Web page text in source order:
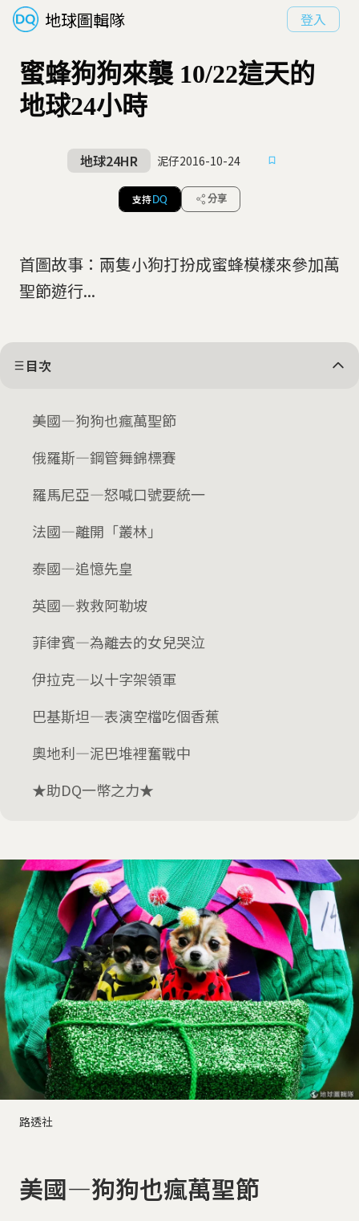
地球圖輯隊 登入
蜜蜂狗狗來襲 10/22這天的
地球24小時
地球24HR 泥仔2016-10-24
支持 DQ 分享
首圖故事：兩隻小狗打扮成蜜蜂模樣來參加萬
聖節遊行...
目次
美國—狗狗也瘋萬聖節
俄羅斯—鋼管舞錦標賽
羅馬尼亞—怒喊口號要統一
法國—離開「叢林」
泰國—追憶先皇
英國—救救阿勒坡
菲律賓—為離去的女兒哭泣
伊拉克—以十字架領軍
巴基斯坦—表演空檔吃個香蕉
奧地利—泥巴堆裡奮戰中
★助DQ一幣之力★
路透社
美國—狗狗也瘋萬聖節